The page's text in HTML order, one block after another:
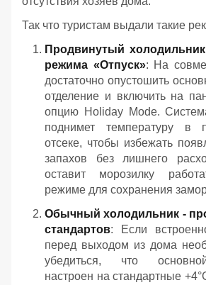
Так что туристам выдали такие
Продвинутый
режима «Отпуск»: На
достаточно опустошить
отделение и включить на
опцию Holiday Mode.
поднимет температуру в
отсеке, чтобы избежать
запахов без лишнего
оставит морозилку
режиме для сохранения
Обычный холодильник -
стандартов: Если
перед выходом из дома
убедиться, что
настроен на стандартные